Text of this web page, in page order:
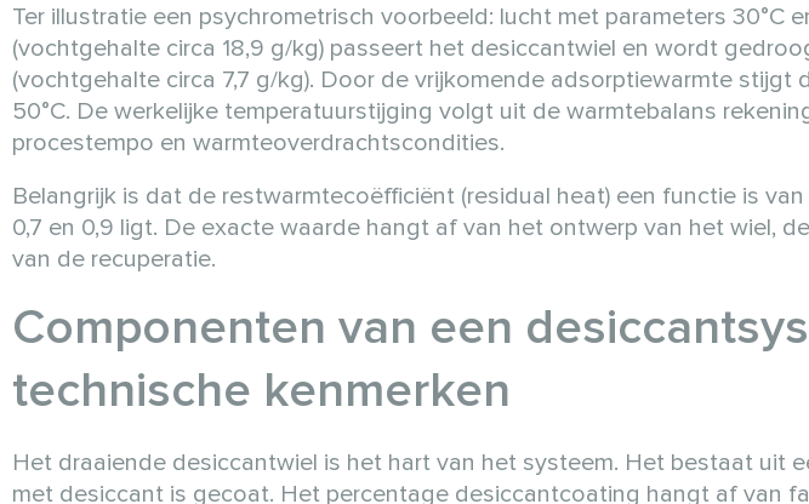
Ter illustratie een psychrometrisch voorbeeld: lucht met parameters 30°C
(vochtgehalte circa 18,9 g/kg) passeert het desiccantwiel en wordt
(vochtgehalte circa 7,7 g/kg). Door de vrijkomende adsorptiewarmte
50°C. De werkelijke temperatuurstijging volgt uit de warmtebalans
procestempo en warmteoverdrachtscondities.
Belangrijk is dat de restwarmtecoëfficiënt (residual heat) een functie is
0,7 en 0,9 ligt. De exacte waarde hangt af van het ontwerp van het wiel,
van de recuperatie.
Componenten van een
technische kenmerken
Het draaiende desiccantwiel is het hart van het systeem. Het bestaat uit
met desiccant is gecoat. Het percentage desiccantcoating hangt af van